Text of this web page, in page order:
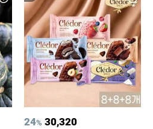
24% 30,320